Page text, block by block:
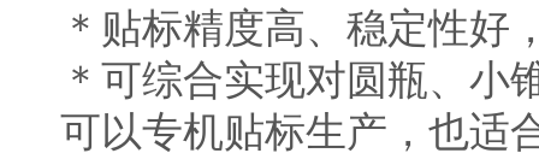
＊贴标精度高、稳定性好
＊可综合实现对圆瓶、小
可以专机贴标生产，也适